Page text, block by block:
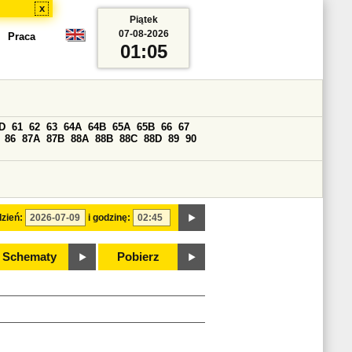
x
Praca
i godzinę:
61 62 63 64A 64B 65A 65B 66 67
86 87A 87B 88A 88B 88C 88D 89 90
Schematy Pobierz
Piątek
07-08-2026
01:05